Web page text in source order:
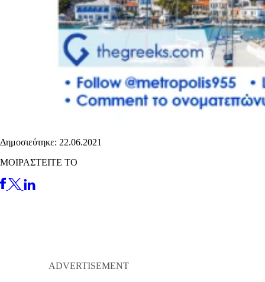
Δημοσιεύτηκε: 22.06.2021
ΜΟΙΡΑΣΤΕΙΤΕ ΤΟ